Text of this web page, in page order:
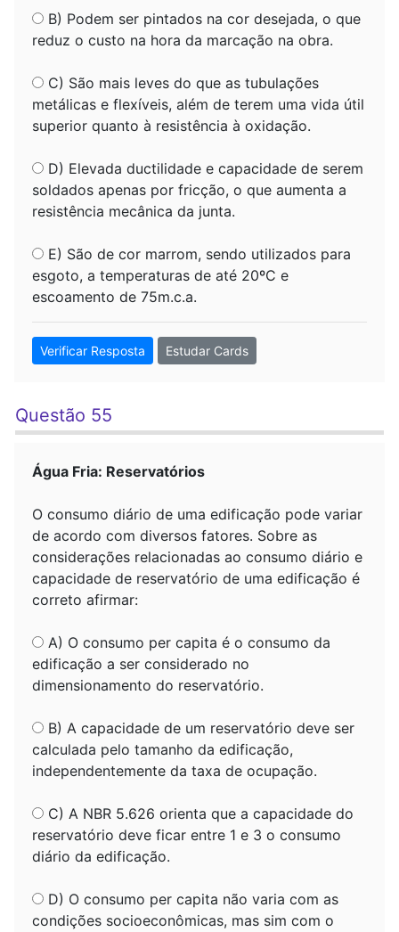
B) Podem ser pintados na cor desejada, o que
reduz o custo na hora da marcação na obra.
C) São mais leves do que as tubulações
metálicas e flexíveis, além de terem uma vida útil
superior quanto à resistência à oxidação.
D) Elevada ductilidade e capacidade de serem
soldados apenas por fricção, o que aumenta a
resistência mecânica da junta.
E) São de cor marrom, sendo utilizados para
esgoto, a temperaturas de até 20ºC e
escoamento de 75m.c.a.
Verificar Resposta Estudar Cards
Questão 55
Água Fria: Reservatórios
O consumo diário de uma edificação pode variar
de acordo com diversos fatores. Sobre as
considerações relacionadas ao consumo diário e
capacidade de reservatório de uma edificação é
correto afirmar:
A) O consumo per capita é o consumo da
edificação a ser considerado no
dimensionamento do reservatório.
B) A capacidade de um reservatório deve ser
calculada pelo tamanho da edificação,
independentemente da taxa de ocupação.
C) A NBR 5.626 orienta que a capacidade do
reservatório deve ficar entre 1 e 3 o consumo
diário da edificação.
D) O consumo per capita não varia com as
condições socioeconômicas, mas sim com o